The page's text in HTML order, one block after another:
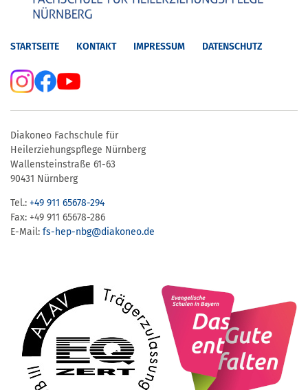
STARTSEITE KONTAKT IMPRESSUM DATENSCHUTZ
Diakoneo Fachschule für
Heilerziehungspflege Nürnberg
Wallensteinstraße 61-63
90431 Nürnberg
Tel.: +49 911 65678-294
Fax: +49 911 65678-286
E-Mail: fs-hep-nbg​@diakoneo.de